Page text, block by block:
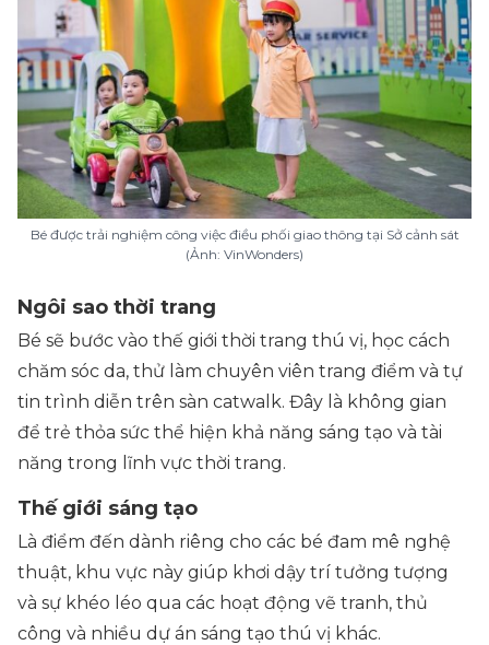
Bé được trải nghiệm công việc điều phối giao thông tại Sở cảnh sát
(Ảnh: VinWonders)
Ngôi sao thời trang
Bé sẽ bước vào thế giới thời trang thú vị, học cách
chăm sóc da, thử làm chuyên viên trang điểm và tự
tin trình diễn trên sàn catwalk. Đây là không gian
để trẻ thỏa sức thể hiện khả năng sáng tạo và tài
năng trong lĩnh vực thời trang.
Thế giới sáng tạo
Là điểm đến dành riêng cho các bé đam mê nghệ
thuật, khu vực này giúp khơi dậy trí tưởng tượng
và sự khéo léo qua các hoạt động vẽ tranh, thủ
công và nhiều dự án sáng tạo thú vị khác.